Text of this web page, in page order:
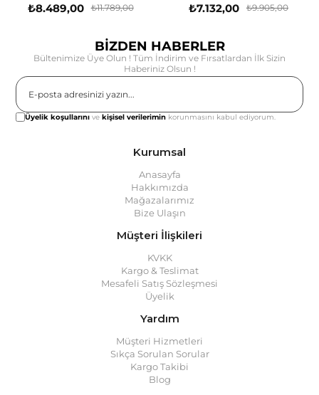
₺8.489,00 ₺11.789,00 ₺7.132,00 ₺9.905,00
BİZDEN HABERLER
Bültenimize Üye Olun ! Tüm İndirim ve Fırsatlardan İlk Sizin
Haberiniz Olsun !
Üyelik koşullarını vekişisel verilerimin korunmasını kabul ediyorum.
Kurumsal
Anasayfa
Hakkımızda
Mağazalarımız
Bize Ulaşın
Müşteri İlişkileri
KVKK
Kargo & Teslimat
Mesafeli Satış Sözleşmesi
Üyelik
Yardım
Müşteri Hizmetleri
Sıkça Sorulan Sorular
Kargo Takibi
Blog